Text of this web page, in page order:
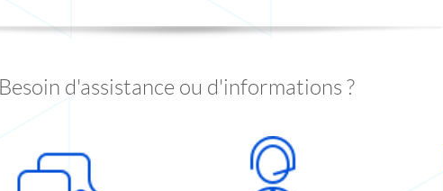
Besoin d'assistance ou d'informations ?